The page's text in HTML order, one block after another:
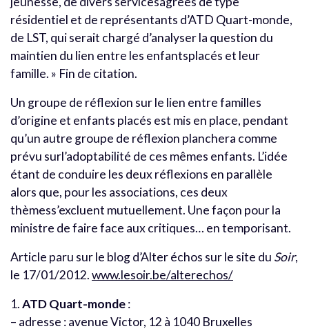
résidentiel et de représentants d’ATD Quart-monde,
de LST, qui serait chargé d’analyser la question du
maintien du lien entre les enfantsplacés et leur
famille. » Fin de citation.
Un groupe de réflexion sur le lien entre familles
d’origine et enfants placés est mis en place, pendant
qu’un autre groupe de réflexion planchera comme
prévu surl’adoptabilité de ces mêmes enfants. L’idée
étant de conduire les deux réflexions en parallèle
alors que, pour les associations, ces deux
thèmess’excluent mutuellement. Une façon pour la
ministre de faire face aux critiques… en temporisant.
Article paru sur le blog d’Alter échos sur le site du Soir,
le 17/01/2012.www.lesoir.be/alterechos/
1.ATD Quart-monde:
– adresse : avenue Victor, 12 à 1040 Bruxelles